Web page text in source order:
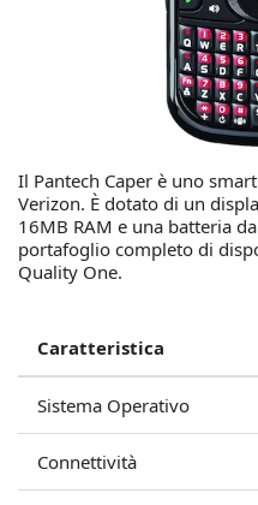
Il Pantech Caper è uno
Verizon. È dotato di un
16MB RAM e una batteria
portafoglio completo di
Quality One.
Caratteristica
Sistema Operativo
Connettività